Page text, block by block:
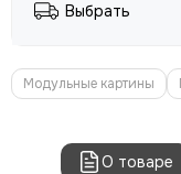
Выбрать
Модульные картины
О товаре